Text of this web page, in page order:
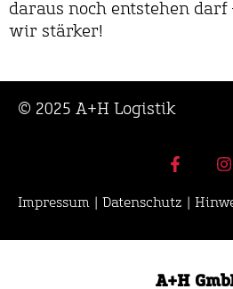
daraus noch entstehen darf
wir stärker!
© 2025 A+H Logistik
Impressum Datenschutz
A+H